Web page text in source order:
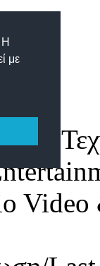
Η
με
τις